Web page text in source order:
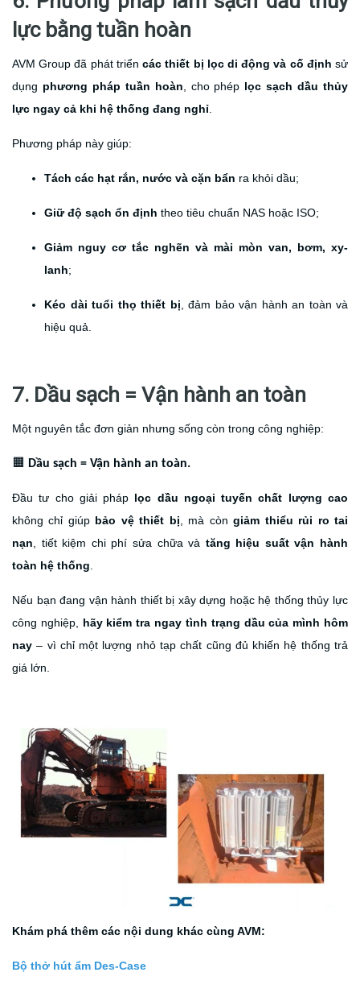
lực bằng tuần hoàn
AVM Group đã phát triểncác thiết bị lọc di động và cố định sử
dụng phương pháp tuần hoàn , cho phép lọc sạch dầu thủy
lực ngay cả khi hệ thống đang nghỉ
Phương pháp này giúp:
Tách các hạt rắn, nước và cặn bẩn ra khỏi dầu;
Giữ độ sạch ổn định theo tiêu chuẩn NAS hoặc ISO;
Giảm nguy cơ tắc nghẽn và mài mòn van, bơm, xy-
lanh;
Kéo dài tuổi thọ thiết bị , đảm bảo vận hành an toàn và
hiệu quả.
7. Dầu sạch = Vận hành an toàn
Một nguyên tắc đơn giản nhưng sống còn trong công nghiệp:
🟧 Dầu sạch = Vận hành an toàn.
Đầu tư cho giải pháp lọc dầu ngoại tuyến chất lượng cao
không chỉ giúp bảo vệ thiết bị , mà còngiảm thiểu rủi ro tai
nạn , tiết kiệm chi phí sửa chữa và tăng hiệu suất vận hành
toàn hệ thống
Nếu bạn đang vận hành thiết bị xây dựng hoặc hệ thống thủy lực
công nghiệp, hãy kiểm tra ngay tình trạng dầu của mình hôm
nay – vì chỉ một lượng nhỏ tạp chất cũng đủ khiến hệ thống trả
giá lớn.
Khám phá thêm các nội dung khác cùng AVM:
Bộ thở hút ẩm Des-Case